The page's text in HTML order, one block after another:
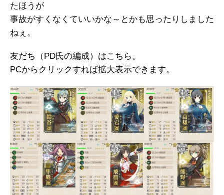
たほうが
事故がすくなくていいかな～とかも思ったりしました
ねぇ。
友だち（PD氏の編成）はこちら。
PCからクリックすれば拡大表示できます。